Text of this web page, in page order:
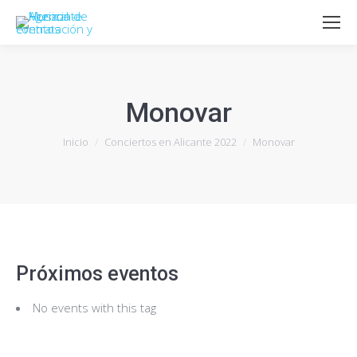
Monovar
Estás aquí:
Inicio Conciertos en Alicante 2022 Monovar
Próximos eventos
No events with this tag